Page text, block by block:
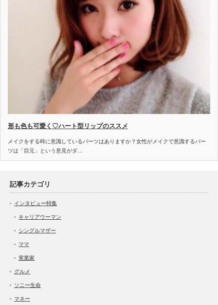
形も色も可愛く♡ハート型リップのススメ
メイクをする時に意識しているパーツはありますか？女性がメイクで意識するパー
ツは「目元」という意見がダ…
記事カテゴリ
インタビュー特集
キャリアウーマン
シングルマザー
ママ
実業家
グルメ
ソニー生命
マネー